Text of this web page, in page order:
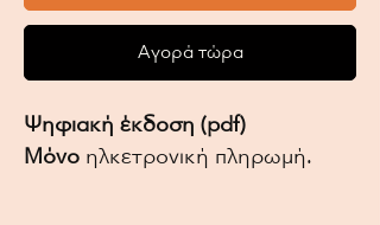
Αγορά τώρα
Ψηφιακή έκδοση (pdf)
Μόνο ηλκετρονική πληρωμή.